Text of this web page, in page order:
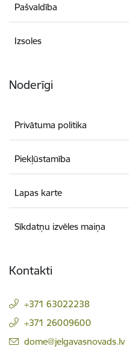
Pašvaldība
Izsoles
Noderīgi
Privātuma politika
Piekļūstamība
Lapas karte
Sīkdatņu izvēles maiņa
Kontakti
+371 63022238
+371 26009600
E-pasts:
dome@jelgavasnovads.lv